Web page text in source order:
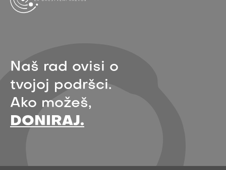
Naš rad ovisi o
tvojoj podršci.
Ako možeš,
DONIRAJ.